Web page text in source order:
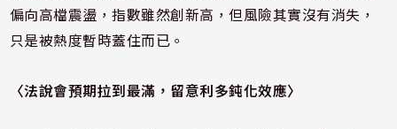
偏向高檔震盪，指數雖然創新高，但風險其實沒有消失，
只是被熱度暫時蓋住而已。
〈法說會預期拉到最滿，留意利多鈍化效應〉